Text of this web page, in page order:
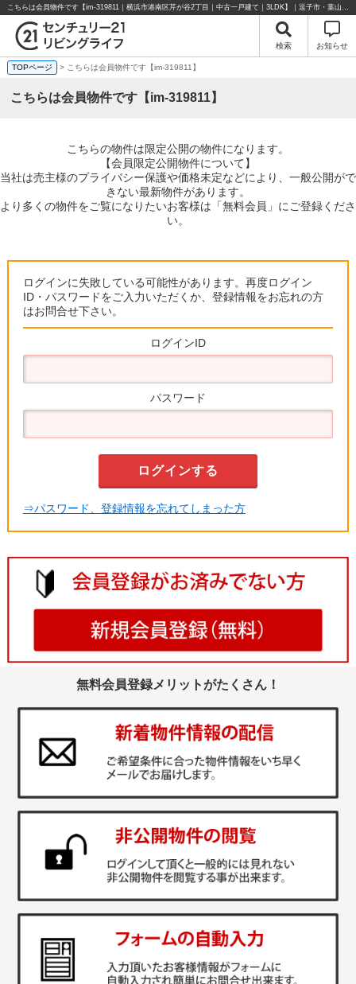
こちらは会員物件です【im-319811｜横浜市港南区芹が谷2丁目｜中古一戸建て｜3LDK】｜逗子市・葉山町・湘南エリアの不動産のことならセンチュリー21リビングライフにお任せください！
検索 お知らせ
TOPページ > こちらは会員物件です【im-319811】
こちらは会員物件です【im-319811】
こちらの物件は限定公開の物件になります。
【会員限定公開物件について】
当社は売主様のプライバシー保護や価格未定などにより、一般公開がで
きない最新物件があります。
より多くの物件をご覧になりたいお客様は「無料会員」にご登録くださ
い。
ログインに失敗している可能性があります。再度ログイン
ID・パスワードをご入力いただくか、登録情報をお忘れの方
はお問合せ下さい。
ログインID
パスワード
⇒パスワード、登録情報を忘れてしまった方
無料会員登録メリットがたくさん！